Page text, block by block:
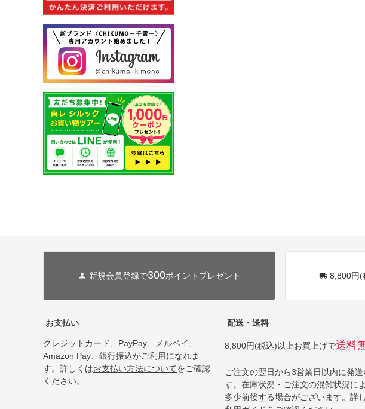
新規会員登録で300ポイントプレゼント 8,800円(
お支払い
クレジットカード、PayPay、メルペイ、
Amazon Pay、銀行振込がご利用になれま
す。詳しくはお支払い方法についてをご確認
ください。
配送・送料
8,800円(税込)以上お買上げで送料
ご注文の翌日から3営業日以内に発送
す。在庫状況・ご注文の混雑状況によ
多少前後する場合がございます。詳